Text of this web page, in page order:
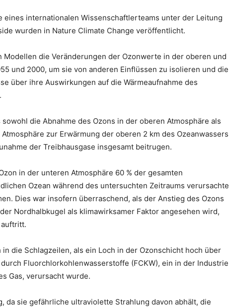
eines internationalen Wissenschaftlerteams unter der Leitung
wurden in Nature Climate Change veröffentlicht.
Modellen die Veränderungen der Ozonwerte in der oberen und
und 2000, um sie von anderen Einflüssen zu isolieren und die
über ihre Auswirkungen auf die Wärmeaufnahme des
die Abnahme des Ozons in der oberen Atmosphäre als
zur Erwärmung der oberen 2 km des Ozeanwassers
der Treibhausgase insgesamt beitrugen.
in der unteren Atmosphäre 60 % der gesamten
Ozean während des untersuchten Zeitraums verursachte
Dies war insofern überraschend, als der Anstieg des Ozons
Nordhalbkugel als klimawirksamer Faktor angesehen wird,
die Schlagzeilen, als ein Loch in der Ozonschicht hoch über
Fluorchlorkohlenwasserstoffe (FCKW), ein in der Industrie
Gas, verursacht wurde.
da sie gefährliche ultraviolette Strahlung davon abhält, die